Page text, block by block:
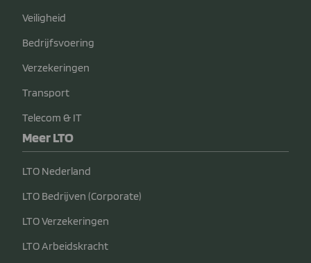
Veiligheid
Bedrijfsvoering
Verzekeringen
Transport
Telecom & IT
Meer LTO
LTO Nederland
LTO Bedrijven (Corporate)
LTO Verzekeringen
LTO Arbeidskracht